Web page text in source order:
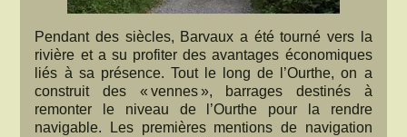
Pendant des siècles, Barvaux a été tourné vers la
rivière et a su profiter des avantages économiques
liés à sa présence. Tout le long de l’Ourthe, on a
construit des « vennes », barrages destinés à
remonter le niveau de l’Ourthe pour la rendre
navigable. Les premières mentions de navigation